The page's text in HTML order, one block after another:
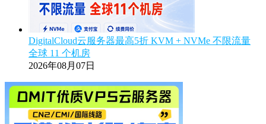
DigitalCloud云服务器最高5折 KVM + NVMe 不限流量
全球 11 个机房
2026年08月07日